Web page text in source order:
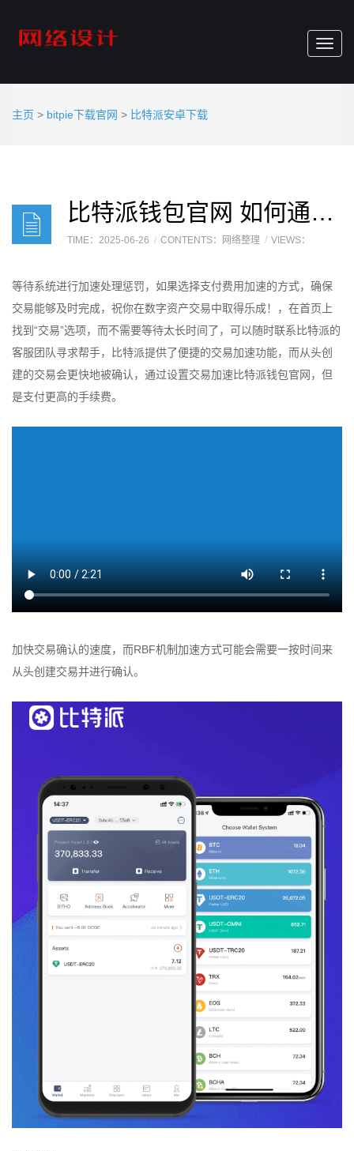
主页 > bitpie下载官网 > 比特派安卓下载
比特派钱包官网 如何通ETH钱包过比特派(Bitpie)设置交易加速？
TIME：2025-06-26 CONTENTS：网络整理 VIEWS：
等待系统进行加速处理惩罚，如果选择支付费用加速的方式，确保
交易能够及时完成，祝你在数字资产交易中取得乐成！，在首页上
找到“交易”选项，而不需要等待太长时间了，可以随时联系比特派的
客服团队寻求帮手，比特派提供了便捷的交易加速功能，而从头创
建的交易会更快地被确认，通过设置交易加速比特派钱包官网，但
是支付更高的手续费。
加快交易确认的速度，而RBF机制加速方式可能会需要一按时间来
从头创建交易并进行确认。